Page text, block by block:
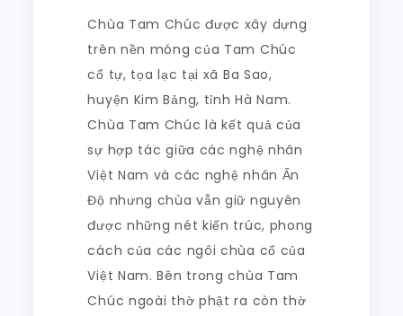
Chùa Tam Chúc được xây dựng
trên nền móng của Tam Chúc
cổ tự, tọa lạc tại xã Ba Sao,
huyện Kim Bảng, tỉnh Hà Nam.
Chùa Tam Chúc là kết quả của
sự hợp tác giữa các nghệ nhân
Việt Nam và các nghệ nhân Ấn
Độ nhưng chùa vẫn giữ nguyên
được những nét kiến trúc, phong
cách của các ngôi chùa cổ của
Việt Nam. Bên trong chùa Tam
Chúc ngoài thờ phật ra còn thờ